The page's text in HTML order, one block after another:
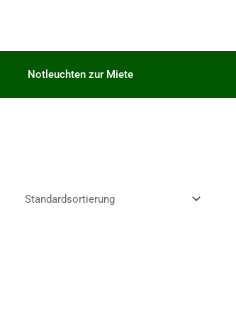
Notleuchten zur Miete